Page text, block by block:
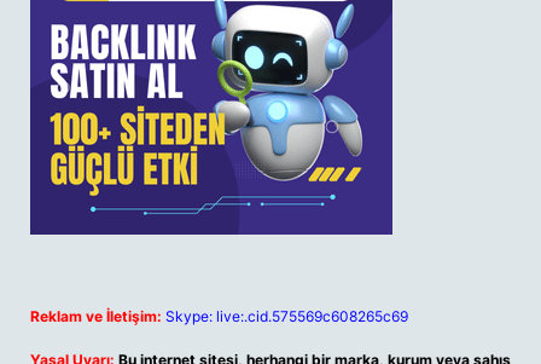
Reklam ve İletişim: Skype: live:.cid.575569c608265c69
Yasal Uyarı: Bu internet sitesi, herhangi bir marka, kurum veya şahıs